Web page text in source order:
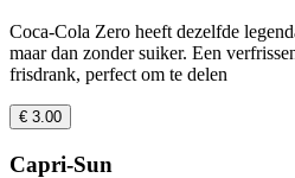
Coca-Cola Zero heeft dezelfde
maar dan zonder suiker. Een
frisdrank, perfect om te delen
€ 3.00
Capri-Sun